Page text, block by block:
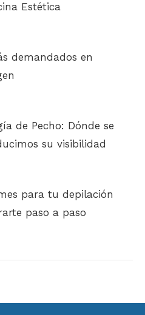
Estética
demandados en
de Pecho: Dónde se
su visibilidad
para tu depilación
paso a paso